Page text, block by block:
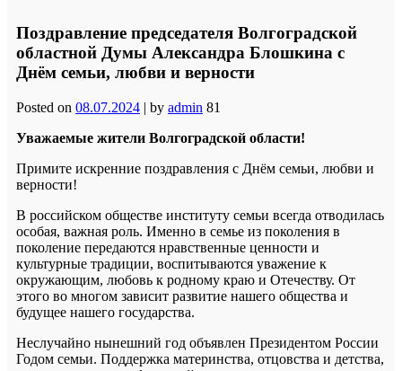
Поздравление председателя Волгоградской
областной Думы Александра Блошкина с
Днём семьи, любви и верности
Posted on 08.07.2024 | by admin 81
Уважаемые жители Волгоградской области!
Примите искренние поздравления с Днём семьи, любви и
верности!
В российском обществе институту семьи всегда отводилась
особая, важная роль. Именно в семье из поколения в
поколение передаются нравственные ценности и
культурные традиции, воспитываются уважение к
окружающим, любовь к родному краю и Отечеству. От
этого во многом зависит развитие нашего общества и
будущее нашего государства.
Неслучайно нынешний год объявлен Президентом России
Годом семьи. Поддержка материнства, отцовства и детства,